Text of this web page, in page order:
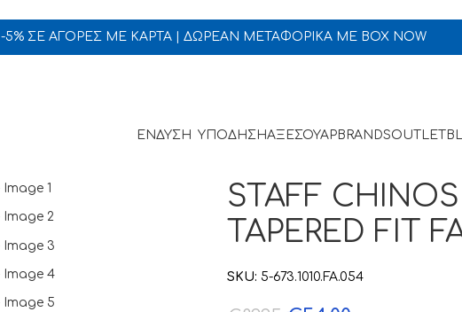
-5% ΣΕ ΑΓΟΡΕΣ ΜΕ ΚΑΡΤΑ | ΔΩΡΕΑΝ ΜΕΤΑΦΟΡΙΚΑ ΜΕ BOX NOW
ΕΝΔΥΣΗ ΥΠΟΔΗΣΗΑΞΕΣΟΥΑΡ BRANDSOUTLET
STAFF
TAPERED FIT
SKU: 5-673.1010.FA.054